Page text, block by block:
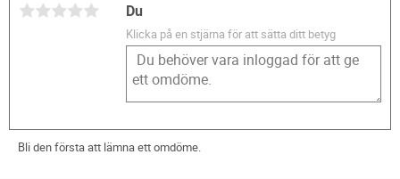
Du
Klicka på en stjärna för att sätta ditt betyg
Bli den första att lämna ett omdöme.